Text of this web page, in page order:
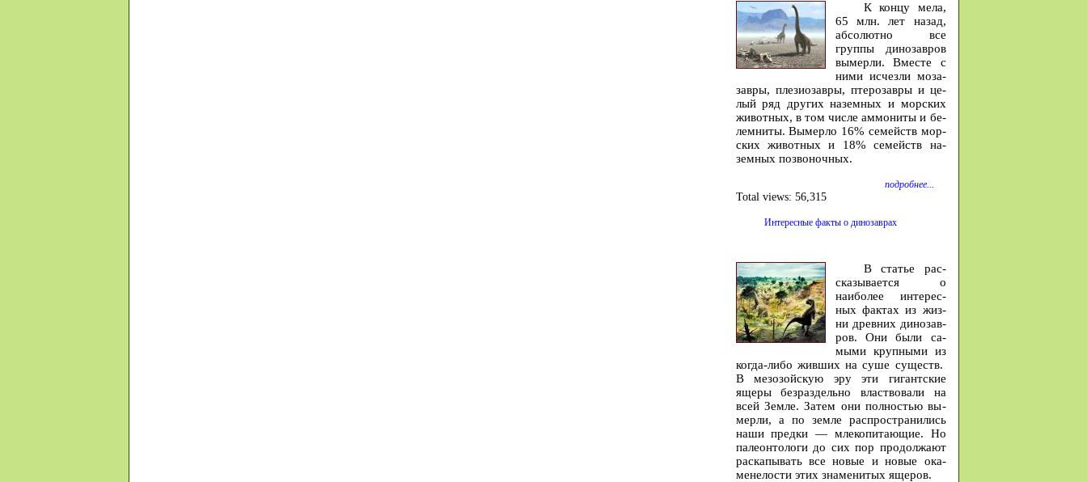
К концу мела,
65 млн. лет на­зад,
аб­со­лютно все
группы ди­но­завров
вы­мерли. Вместе с
ними ис­чезли мо­за­
завры, пле­зио­завры, птеро­завры и це­
лый ряд других на­земных и мор­ских
жи­вотных, в том числе ам­мо­ниты и бе­
лем­ниты. Вы­мерло 16% се­мейств мор­
ских жи­вотных и 18% се­мейств на­
земных по­зво­ночных.
подробнее...
Total views: 56,315
Интересные факты о динозаврах
В ста­тье рас­
ска­зы­ва­ется о
наибо­лее инте­рес­
ных фак­тах из жиз­
ни древ­них ди­но­зав­
ров. Они бы­ли са­
мы­ми круп­ны­ми из
ко­гда-либо жив­ших на су­ше су­ществ.
В ме­зо­зой­скую эру эти ги­гант­ские
яще­ры без­раз­дель­но власт­во­ва­ли на
всей Зем­ле. За­тем они пол­но­стью вы­
мер­ли, а по зем­ле рас­про­стра­ни­лись
на­ши пред­ки — мле­ко­пи­та­ю­щие. Но
па­ле­он­то­ло­ги до сих пор про­дол­жа­ют
рас­ка­пы­вать все но­вые и но­вые ока­
мене­ло­сти этих зна­ме­ни­тых яще­ров.